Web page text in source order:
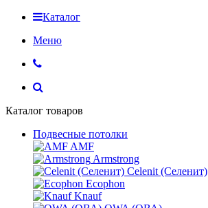
Каталог
Меню
Каталог товаров
Подвесные потолки
AMF
Armstrong
Celenit (Селенит)
Ecophon
Knauf